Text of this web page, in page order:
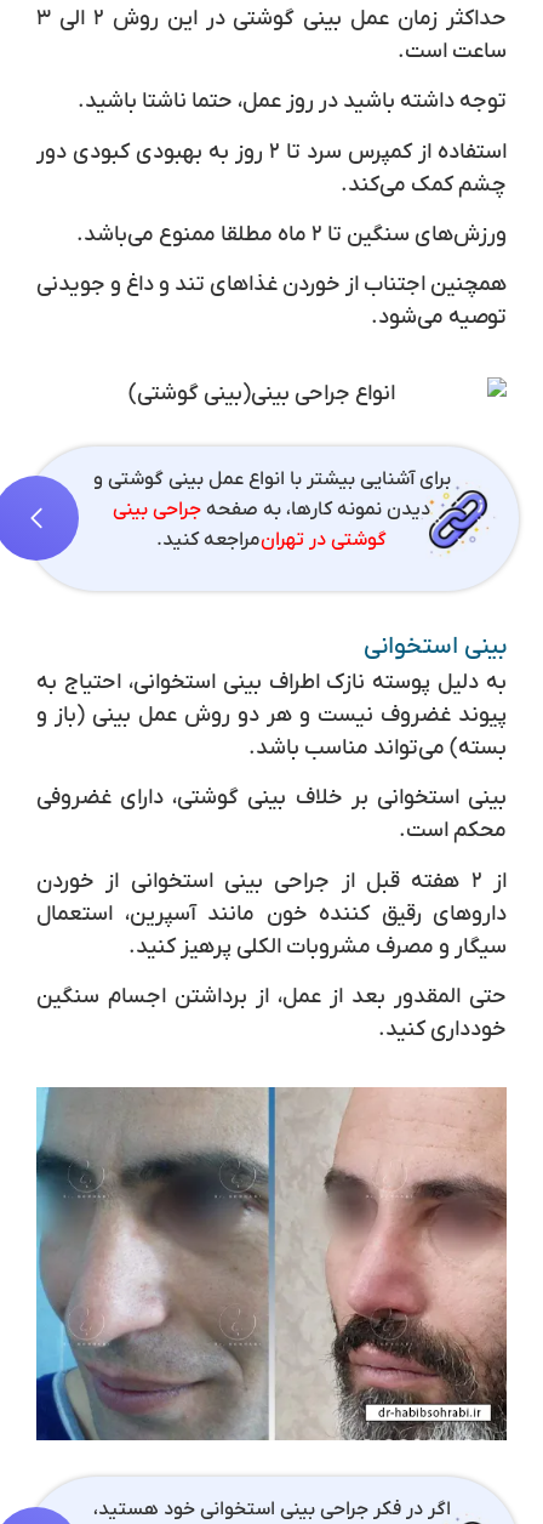
حداکثر زمان عمل بینی گوشتی در این روش ۲ الی ۳
ساعت است.
توجه داشته باشید در روز عمل، حتما ناشتا باشید.
استفاده از کمپرس سرد تا ۲ روز به بهبودی کبودی دور
چشم کمک می‌کند.
ورزش‌های سنگین تا ۲ ماه مطلقا ممنوع می‌باشد.
همچنین اجتناب از خوردن غذاهای تند و داغ و جویدنی
توصیه می‌شود.
برای آشنایی بیشتر با انواع عمل بینی گوشتی و
دیدن نمونه کارها، به صفحهجراحی بینی
گوشتی در تهرانمراجعه کنید.
بینی استخوانی
به دلیل پوسته نازک اطراف بینی استخوانی، احتیاج به
پیوند غضروف نیست و هر دو روش عمل بینی (باز و
بسته) می‌تواند مناسب باشد.
بینی استخوانی بر خلاف بینی گوشتی، دارای غضروفی
محکم است.
از ۲ هفته قبل از جراحی بینی استخوانی از خوردن
داروهای رقیق کننده خون مانند آسپرین، استعمال
سیگار و مصرف مشروبات الکلی پرهیز کنید.
حتی المقدور بعد از عمل، از برداشتن اجسام سنگین
خودداری کنید.
اگر در فکر جراحی بینی استخوانی خود هستید،